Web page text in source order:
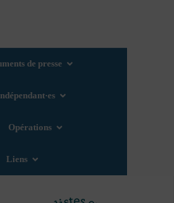
de presse
Opérations
Liens